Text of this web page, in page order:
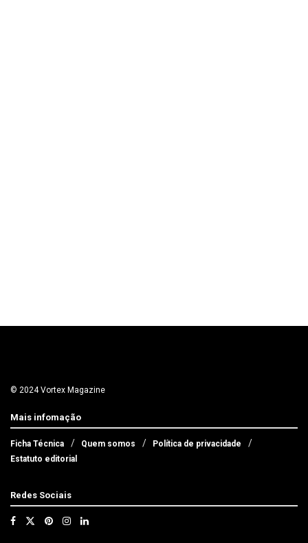
© 2024 Vortex Magazine
Mais infomação
Ficha Técnica Quem somos
Política de privacidade
Estatuto editorial
Redes Sociais